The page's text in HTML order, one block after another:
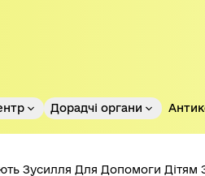
Дорадчі органи
Зусилля Для Допомоги